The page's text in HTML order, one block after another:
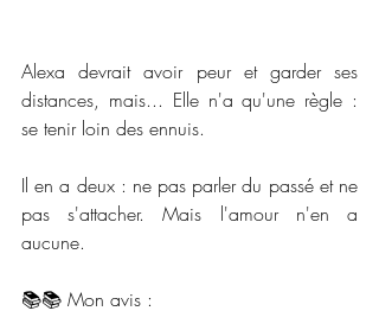
Alexa devrait avoir peur et garder ses
distances, mais... Elle n'a qu'une règle :
se tenir loin des ennuis.
Il en a deux : ne pas parler du passé et ne
pas s'attacher. Mais l'amour n'en a
aucune.
📚📚 Mon avis :